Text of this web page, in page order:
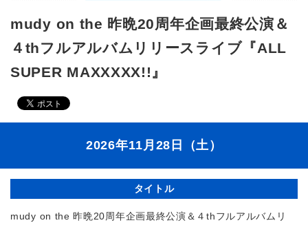
mudy on the 昨晩20周年企画最終公演＆
４thフルアルバムリリースライブ『ALL
SUPER MAXXXXX!!』
2026年11月28日（土）
タイトル
mudy on the 昨晩20周年企画最終公演＆４thフルアルバムリ